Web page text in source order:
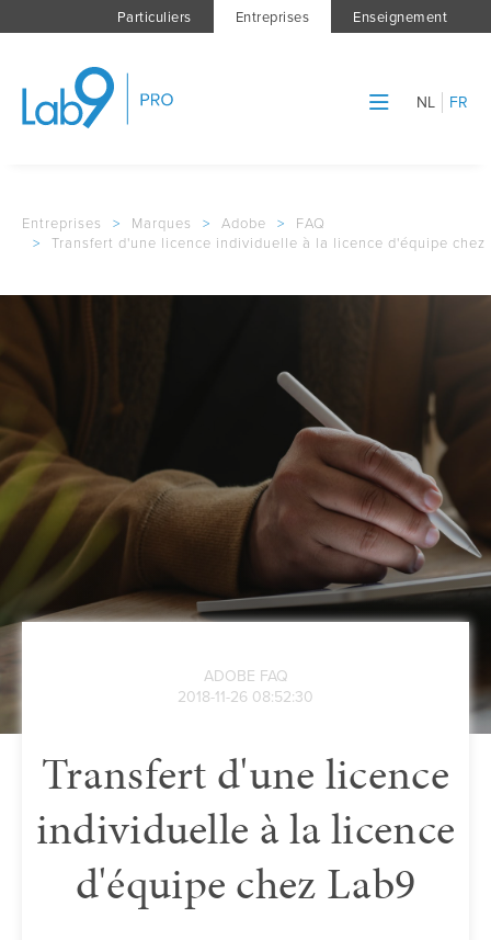
Particuliers Entreprises Enseignement
NL FR
Entreprises > Marques > Adobe >
FAQ
> Transfert d'une licence individuelle à la licence d'équipe chez
ADOBE FAQ
2018-11-26 08:52:30
Transfert d'une licence
individuelle à la licence
d'équipe chez Lab9